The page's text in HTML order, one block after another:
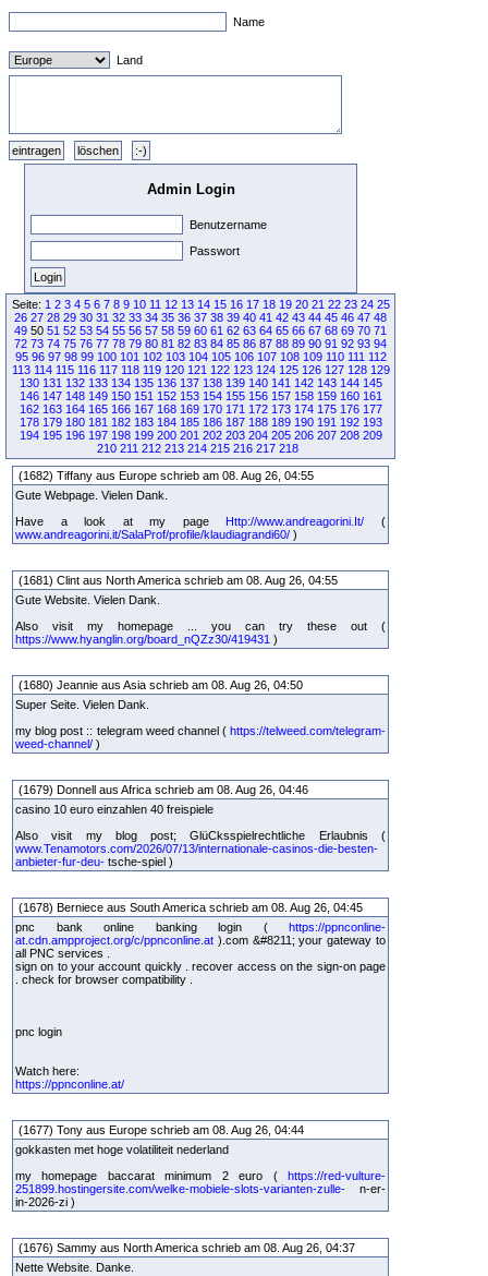
Name
Land
Admin Login
Benutzername
Passwort
Seite: 1 2 3 4 5 6 7 8 9 10 11 12 13 14 15 16 17 18 19 20 21 22 23 24 25
26 27 28 29 30 31 32 33 34 35 36 37 38 39 40 41 42 43 44 45 46 47 48
49 50 51 52 53 54 55 56 57 58 59 60 61 62 63 64 65 66 67 68 69 70 71
72 73 74 75 76 77 78 79 80 81 82 83 84 85 86 87 88 89 90 91 92 93 94
95 96 97 98 99 100 101 102 103 104 105 106 107 108 109 110 111 112
113 114 115 116 117 118 119 120 121 122 123 124 125 126 127 128 129
130 131 132 133 134 135 136 137 138 139 140 141 142 143 144 145
146 147 148 149 150 151 152 153 154 155 156 157 158 159 160 161
162 163 164 165 166 167 168 169 170 171 172 173 174 175 176 177
178 179 180 181 182 183 184 185 186 187 188 189 190 191 192 193
194 195 196 197 198 199 200 201 202 203 204 205 206 207 208 209
210 211 212 213 214 215 216 217 218
(1682) Tiffany aus Europe schrieb am 08. Aug 26, 04:55
Gute Webpage. Vielen Dank.
Have a look at my page Http://www.andreagorini.It/ (
www.andreagorini.it/SalaProf/profile/klaudiagrandi60/ )
(1681) Clint aus North America schrieb am 08. Aug 26, 04:55
Gute Website. Vielen Dank.
Also visit my homepage ... you can try these out (
https://www.hyanglin.org/board_nQZz30/419431 )
(1680) Jeannie aus Asia schrieb am 08. Aug 26, 04:50
Super Seite. Vielen Dank.
my blog post :: telegram weed channel ( https://telweed.com/telegram-
weed-channel/ )
(1679) Donnell aus Africa schrieb am 08. Aug 26, 04:46
casino 10 euro einzahlen 40 freispiele
Also visit my blog post; GlüCksspielrechtliche Erlaubnis (
www.Tenamotors.com/2026/07/13/internationale-casinos-die-besten-
anbieter-fur-deu- tsche-spiel )
(1678) Berniece aus South America schrieb am 08. Aug 26, 04:45
pnc bank online banking login ( https://ppnconline-
at.cdn.ampproject.org/c/ppnconline.at ).com &#8211; your gateway to
all PNC services .
sign on to your account quickly . recover access on the sign-on page
. check for browser compatibility .
pnc login
Watch here:
https://ppnconline.at/
(1677) Tony aus Europe schrieb am 08. Aug 26, 04:44
gokkasten met hoge volatiliteit nederland
my homepage baccarat minimum 2 euro ( https://red-vulture-
251899.hostingersite.com/welke-mobiele-slots-varianten-zulle- n-er-
in-2026-zi )
(1676) Sammy aus North America schrieb am 08. Aug 26, 04:37
Nette Website. Danke.